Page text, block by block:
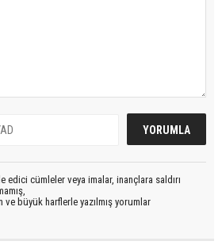
edici cümleler veya imalar, inançlara saldırı
ve büyük harflerle yazılmış yorumlar